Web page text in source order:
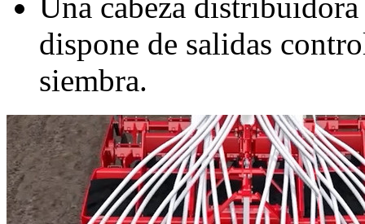
Una cabeza
dispone de salidas
siembra.